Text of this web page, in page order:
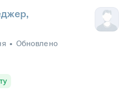
• Обновлено